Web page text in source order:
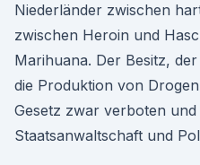
Niederländer zwischen
zwischen Heroin und
Marihuana. Der Besitz,
die Produktion von
Gesetz zwar verboten
Staatsanwaltschaft und